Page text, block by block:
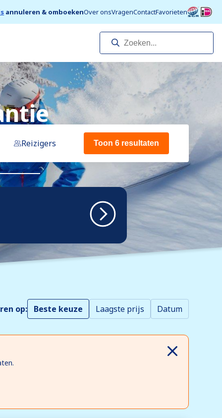
annuleren & omboekenOver onsVragenContactFavorieten
Reizigers Toon 6 resultaten
op: Beste keuze Laagste prijs Datum